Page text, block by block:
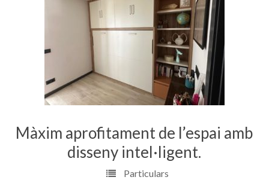
Màxim aprofitament de l’espai amb
disseny intel·ligent.
Particulars